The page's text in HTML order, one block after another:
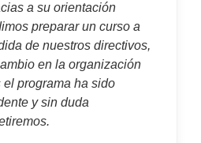
a su orientación
preparar un curso a
de nuestros directivos,
en la organización
el programa ha sido
y sin duda